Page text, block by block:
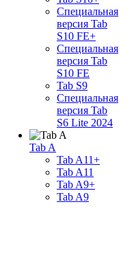
Специальная
версия Tab
S10 FE+
Специальная
версия Tab
S10 FE
Tab S9
Специальная
версия Tab
S6 Lite 2024
Tab A
Tab A11+
Tab A11
Tab A9+
Tab A9